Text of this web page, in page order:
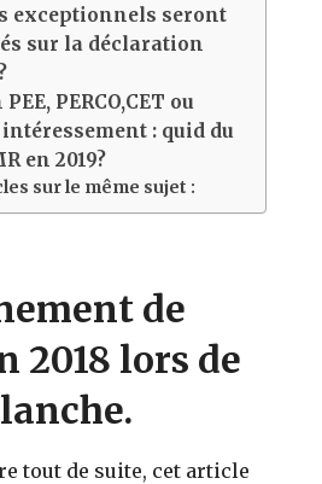
exceptionnels seront
sur la déclaration
PERCO,CET ou
: quid du
en 2019?
sur le même sujet :
de
2018 lors de
tout de suite, cet article